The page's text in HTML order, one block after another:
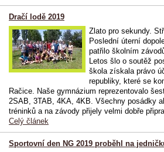
Dračí lodě 2019
Zlato pro sekundy.
Poslední úterní
patřilo školním
Letos šlo o soutěž
škola získala právo
republiky, které se
Račice. Naše gymnázium reprezentovalo
2SAB, 3TAB, 4KA, 4KB. Všechny posádky
tréninků a na závody přijely velmi dobře
Celý článek
Sportovní den NG 2019 proběhl na